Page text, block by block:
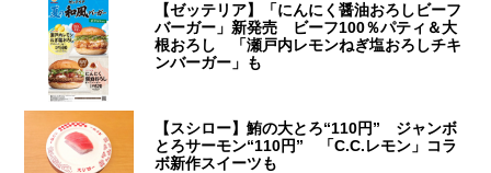
【ゼッテリア】「にんにく醤油おろしビーフ
バーガー」新発売 ビーフ100％パティ＆大
根おろし 「瀬戸内レモンねぎ塩おろしチキ
ンバーガー」も
【スシロー】鮪の大とろ“110円” ジャンボ
とろサーモン“110円” 「C.C.レモン」コラ
ボ新作スイーツも